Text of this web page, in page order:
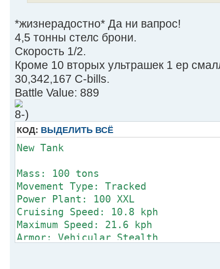
Internal
Engine 200
Cruising MP: 2
Flank MP: 3
Heat
Control
Power
Armor Factor (Heavy
Internal
Front 10
R/L Side 10/10
Rear 10
Turret 10
*жизнерадостно* Да ни вапрос!
4,5 тонны стелс брони.
Скорость 1/2.
Кроме 10 вторых ультрашек 1 ер
30,342,167 C-bills.
Battle Value: 889
КОД: ВЫДЕЛИТЬ ВСЁ
New Tank
Mass: 100 tons
Movement Type: Tracked
Power Plant: 100 XXL
Cruising Speed: 10.8 kph
Maximum Speed: 21.6 kph
Armor: Vehicular Stealth